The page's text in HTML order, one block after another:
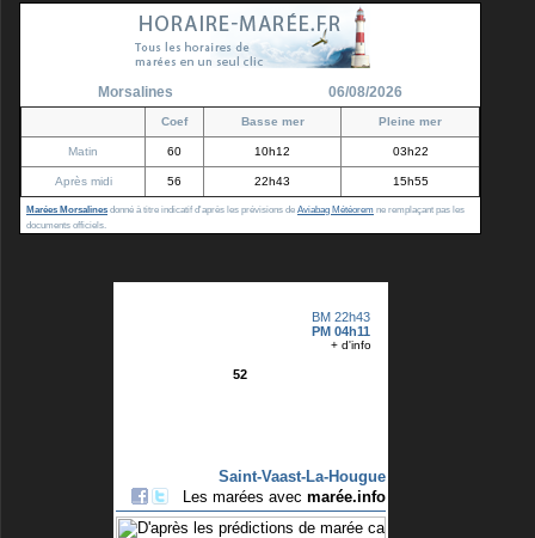
Morsalines 06/08/2026
Coef Basse mer Pleine mer
Matin 60 10h12 03h22
Après midi 56 22h43 15h55
Marées Morsalines donné à titre indicatif d'après les prévisions de Aviabag Météorem ne remplaçant pas les
documents officiels.